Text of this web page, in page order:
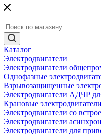
Каталог
Электродвигатели
Электродвигатели
Однофазные
Взрывозащищенные
Электродвигатели АДЧР
Крановые электродвигатели
Электродвигатели со
Электродвигатели
Электродвигатели для